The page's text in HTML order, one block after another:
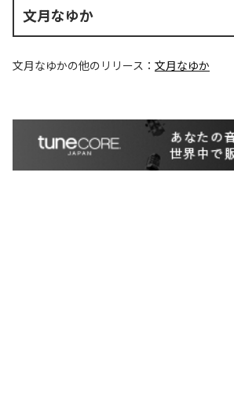
文月なゆか
文月なゆかの他のリリース： 文月なゆか